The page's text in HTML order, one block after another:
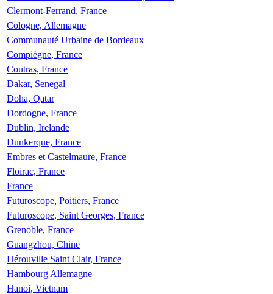
Clermont-Ferrand, France
Cologne, Allemagne
Communauté Urbaine de Bordeaux
Compiègne, France
Coutras, France
Dakar, Senegal
Doha, Qatar
Dordogne, France
Dublin, Irelande
Dunkerque, France
Embres et Castelmaure, France
Floirac, France
France
Futuroscope, Poitiers, France
Futuroscope, Saint Georges, France
Grenoble, France
Guangzhou, Chine
Hérouville Saint Clair, France
Hambourg Allemagne
Hanoi, Vietnam